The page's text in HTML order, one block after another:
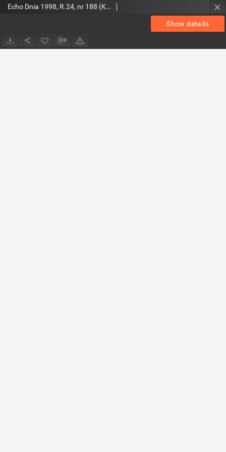
Show details
Echo Dnia 1998, R.24, nr 188 (Kielce, Radom, Tarnobrzeg, Mielec)